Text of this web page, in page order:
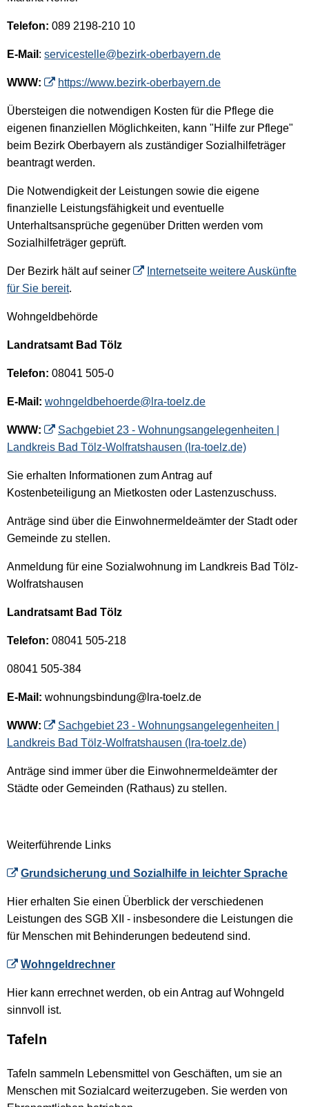
Telefon: 089 2198-210 10
E-Mail : servicestelle@bezirk-oberbayern.de
WWW: https://www.bezirk-oberbayern.de
Übersteigen die notwendigen Kosten für die Pflege die
eigenen finanziellen Möglichkeiten, kann "Hilfe zur Pflege"
beim Bezirk Oberbayern als zuständiger Sozialhilfeträger
beantragt werden.
Die Notwendigkeit der Leistungen sowie die eigene
finanzielle Leistungsfähigkeit und eventuelle
Unterhaltsansprüche gegenüber Dritten werden vom
Sozialhilfeträger geprüft.
Der Bezirk hält auf seiner
Internetseite weitere Auskünfte
für Sie bereit.
Wohngeldbehörde
Landratsamt Bad Tölz
Telefon: 08041 505-0
E-Mail: wohngeldbehoerde@lra-toelz.de
WWW:
Sachgebiet 23 - Wohnungsangelegenheiten |
Landkreis Bad Tölz-Wolfratshausen (lra-toelz.de)
Sie erhalten Informationen zum Antrag auf
Kostenbeteiligung an Mietkosten oder Lastenzuschuss.
Anträge sind über die Einwohnermeldeämter der Stadt oder
Gemeinde zu stellen.
Anmeldung für eine Sozialwohnung im Landkreis Bad Tölz-
Wolfratshausen
Landratsamt Bad Tölz
Telefon: 08041 505-218
08041 505-384
E-Mail: wohnungsbindung@lra-toelz.de
WWW:
Sachgebiet 23 - Wohnungsangelegenheiten |
Landkreis Bad Tölz-Wolfratshausen (lra-toelz.de)
Anträge sind immer über die Einwohnermeldeämter der
Städte oder Gemeinden (Rathaus) zu stellen.
Weiterführende Links
Grundsicherung und Sozialhilfe in leichter Sprache
Hier erhalten Sie einen Überblick der verschiedenen
Leistungen des SGB XII - insbesondere die Leistungen die
für Menschen mit Behinderungen bedeutend sind.
Wohngeldrechner
Hier kann errechnet werden, ob ein Antrag auf Wohngeld
sinnvoll ist.
Tafeln
Tafeln sammeln Lebensmittel von Geschäften, um sie an
Menschen mit Sozialcard weiterzugeben. Sie werden von